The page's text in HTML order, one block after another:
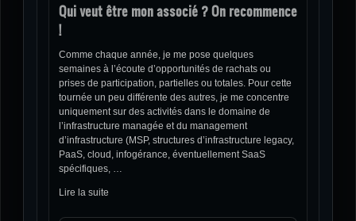
Qui veut être mon associé ? On recommence
!
Comme chaque année, je me pose quelques
semaines à l’écoute d’opportunités de rachats ou
prises de participation, partielles ou totales. Pour cette
tournée un peu différente des autres, je me concentre
uniquement sur des activités dans le domaine de
l’infrastructure managée et du management
d’infrastructure (MSP, structures d’infrastructure legacy,
PaaS, cloud, infogérance, éventuellement SaaS
spécifiques, …
Lire la suite